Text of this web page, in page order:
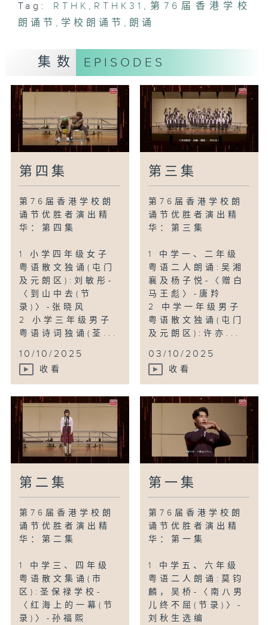
1 and 2:黎海荞及唐嘉蔚-"The Old
Woman Who Lived in a Shoe
4 Solo Verse Speaking - Non -
Open - Primary 6 - Girls(Urban
Choices"- Eleanor McLeod
5 Dramatic Duologue - Secondary
3 and 4:张志宇及谢子乐-"The Wind
in the Willows"- Kenneth
Grahame
6 小学五、六年级普通话诗词集诵(市区):
英华小学-〈扬子江船夫曲〉-余光中
界东区):陈宇轩-〈绣花针的觉悟〉-杨岗、
何晖灵
区):郭彦彤-〈咏物篇‧柳(节录)〉-张晓风
9 小学三、四年级男子普通话散文独诵(市
区):陈弘耀-〈童年拾趣‧秘密花园(节
录)〉-初心
10 小学三、四年级女子普通话诗词独诵(屯
门及元朗区):蔡紫晴-〈童话〉-舒巷城
Tag: RTHK , RTHK31 , 第76届香港学校
朗诵节 , 学校朗诵节 , 朗诵
集数 EPISODES
第四集
第76届香港学校朗
诵节优胜者演出精
华：第四集
1 小学四年级女子
粤语散文独诵(屯门
及元朗区):刘敏彤-
〈到山中去(节
录)〉-张晓风
2 小学三年级男子
粤语诗词独诵(荃...
10/10/2025
收看
第三集
第76届香港学校朗
诵节优胜者演出精
华：第三集
1 中学一、二年级
粤语二人朗诵:吴湘
襄及杨子悦-〈赠白
马王彪〉-唐羚
2 中学一年级男子
粤语散文独诵(屯门
及元朗区):许亦...
03/10/2025
收看
第二集
第76届香港学校朗
诵节优胜者演出精
华：第二集
1 中学三、四年级
粤语散文集诵(市
区):圣保禄学校-
〈红海上的一幕(节
录)〉-孙福熙
第一集
第76届香港学校朗
诵节优胜者演出精
华：第一集
1 中学五、六年级
粤语二人朗诵:莫钧
麟，吴桥-〈南八男
儿终不屈(节录)〉-
刘秋生选编